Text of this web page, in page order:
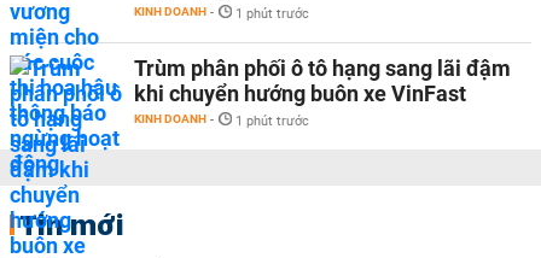
KINH DOANH - 1 phút trước
Trùm phân phối ô tô hạng sang lãi đậm
khi chuyển hướng buôn xe VinFast
KINH DOANH - 1 phút trước
Tin mới